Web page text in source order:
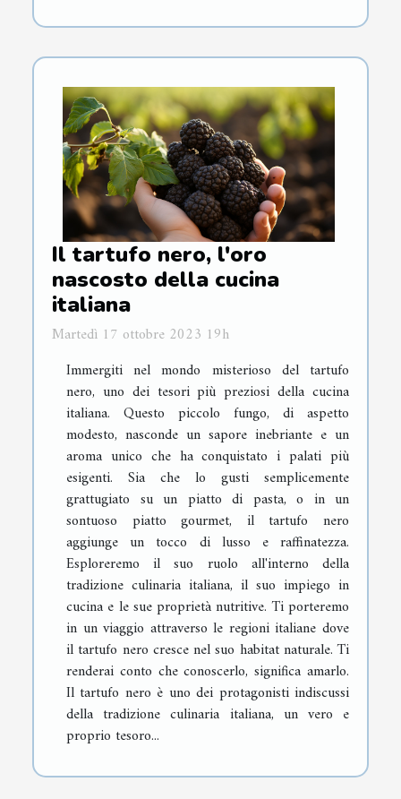
Il tartufo nero, l'oro
nascosto della cucina
italiana
Martedì 17 ottobre 2023 19h
Immergiti nel mondo misterioso del tartufo
nero, uno dei tesori più preziosi della cucina
italiana. Questo piccolo fungo, di aspetto
modesto, nasconde un sapore inebriante e un
aroma unico che ha conquistato i palati più
esigenti. Sia che lo gusti semplicemente
grattugiato su un piatto di pasta, o in un
sontuoso piatto gourmet, il tartufo nero
aggiunge un tocco di lusso e raffinatezza.
Esploreremo il suo ruolo all'interno della
tradizione culinaria italiana, il suo impiego in
cucina e le sue proprietà nutritive. Ti porteremo
in un viaggio attraverso le regioni italiane dove
il tartufo nero cresce nel suo habitat naturale. Ti
renderai conto che conoscerlo, significa amarlo.
Il tartufo nero è uno dei protagonisti indiscussi
della tradizione culinaria italiana, un vero e
proprio tesoro...